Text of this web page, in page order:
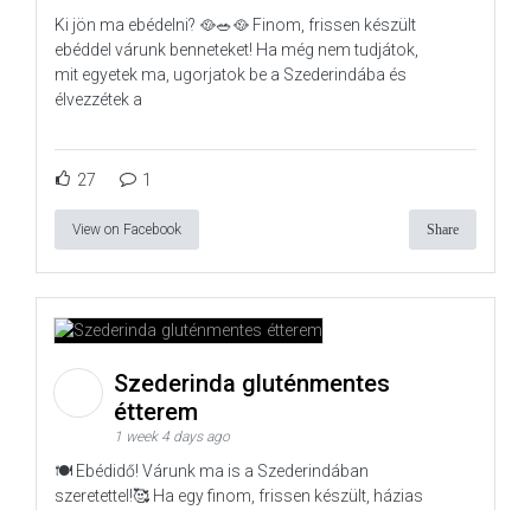
Ki jön ma ebédelni? 🥘🥗🥘 Finom, frissen készült
ebéddel várunk benneteket! Ha még nem tudjátok,
mit egyetek ma, ugorjatok be a Szederindába és
élvezzétek a
27 1
View on Facebook Share
Szederinda gluténmentes
étterem
1 week 4 days ago
🍽️ Ebédidő! Várunk ma is a Szederindában
szeretettel!🥰 Ha egy finom, frissen készült, házias